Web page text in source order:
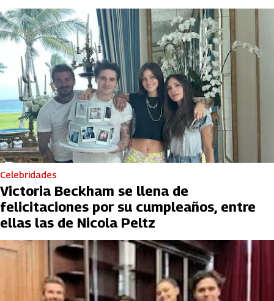
Celebridades
Victoria Beckham se llena de
felicitaciones por su cumpleaños, entre
ellas las de Nicola Peltz